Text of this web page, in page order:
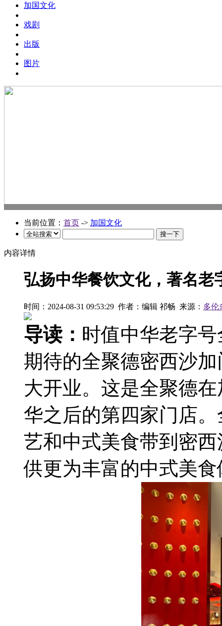
加国文化
戏剧
出版
图片
当前位置： 首页 -> 加国文化
内容详情
弘扬中华餐饮文化，著名老
时间：2024-08-31 09:53:29 作者：编辑 祁畅 来源： 多伦
导读： 时值中华老字
期待的全聚德密西沙
大开业。这是全聚德
华之后的第四家门店
艺和中式美食带到密
供更为丰富的中式美食